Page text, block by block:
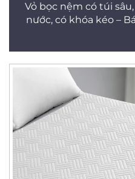
Vỏ bọc nệm có túi
nước, có khóa kéo –